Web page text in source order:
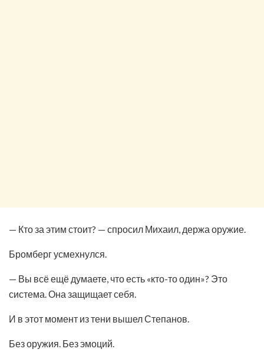
— Кто за этим стоит? — спросил Михаил, держа оружие.
Бромберг усмехнулся.
— Вы всё ещё думаете, что есть «кто-то один»? Это
система. Она защищает себя.
И в этот момент из тени вышел Степанов.
Без оружия. Без эмоций.